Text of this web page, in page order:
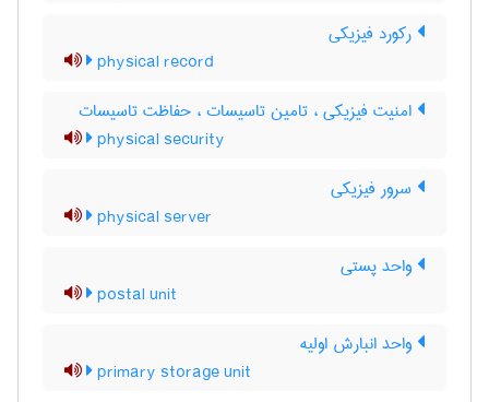
رکورد فیزیکی
physical record
امنیت فیزیکی ، تامین تاسیسات ، حفاظت تاسیسات
physical security
سرور فیزیکی
physical server
واحد پستی
postal unit
واحد انبارش اولیه
primary storage unit